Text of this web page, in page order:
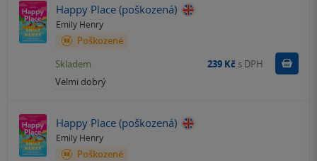
Happy Place (poškozená)
Emily Henry
Poškozené
Velmi dobrý
Skladem 239 Kč s DPH
Happy Place (poškozená)
Emily Henry
Poškozené